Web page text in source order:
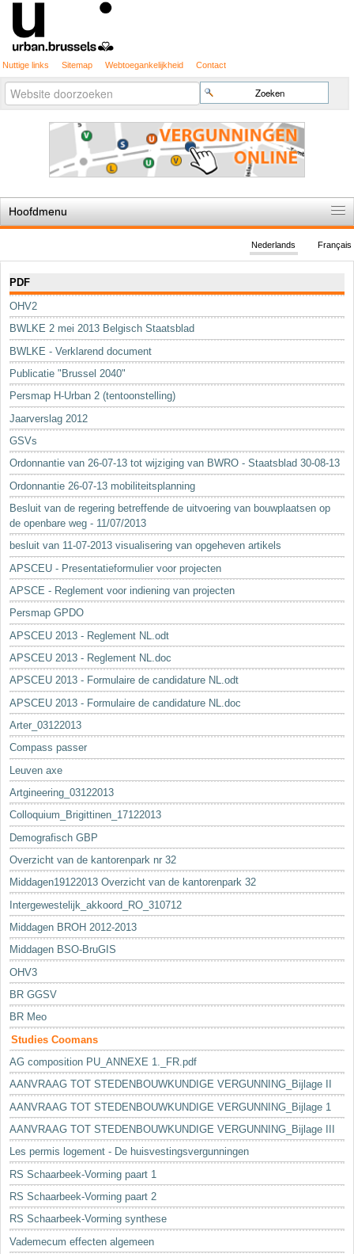
Nuttige links Sitemap Webtoegankelijkheid Contact
Zoek
Geavanceerd
zoeken...
Hoofdmenu
De spelregels
Stedenbouwkundige vergunning
Cartografie
Studies en publicaties
Sleutelwoorden
Stedenbouwkundige inlichtingen
Français
Nederlands
PDF
OHV2
BWLKE 2 mei 2013 Belgisch Staatsblad
BWLKE - Verklarend document
Publicatie "Brussel 2040"
Persmap H-Urban 2 (tentoonstelling)
Jaarverslag 2012
GSVs
Ordonnantie van 26-07-13 tot wijziging van BWRO - Staatsblad 30-08-13
Ordonnantie 26-07-13 mobiliteitsplanning
Besluit van de regering betreffende de uitvoering van bouwplaatsen op
de openbare weg - 11/07/2013
besluit van 11-07-2013 visualisering van opgeheven artikels
APSCEU - Presentatieformulier voor projecten
APSCE - Reglement voor indiening van projecten
Persmap GPDO
APSCEU 2013 - Reglement NL.odt
APSCEU 2013 - Reglement NL.doc
APSCEU 2013 - Formulaire de candidature NL.odt
APSCEU 2013 - Formulaire de candidature NL.doc
Arter_03122013
Compass passer
Leuven axe
Artgineering_03122013
Colloquium_Brigittinen_17122013
Demografisch GBP
Overzicht van de kantorenpark nr 32
Middagen19122013 Overzicht van de kantorenpark 32
Intergewestelijk_akkoord_RO_310712
Middagen BROH 2012-2013
Middagen BSO-BruGIS
OHV3
BR GGSV
BR Meo
Studies Coomans
AG composition PU_ANNEXE 1._FR.pdf
AANVRAAG TOT STEDENBOUWKUNDIGE VERGUNNING_Bijlage II
AANVRAAG TOT STEDENBOUWKUNDIGE VERGUNNING_Bijlage 1
AANVRAAG TOT STEDENBOUWKUNDIGE VERGUNNING_Bijlage III
Les permis logement - De huisvestingsvergunningen
RS Schaarbeek-Vorming paart 1
RS Schaarbeek-Vorming paart 2
RS Schaarbeek-Vorming synthese
Vademecum effecten algemeen